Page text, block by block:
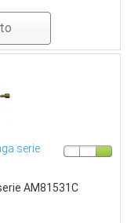
serie
AM81531C